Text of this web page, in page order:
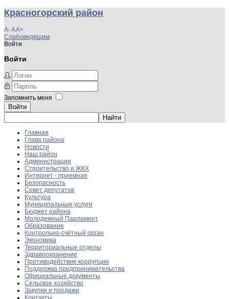
Красногорский район
A-AA+
Слабовидящим
Войти
Войти
Запомнить меня
Войти
Главная
Глава района
Новости
Наш район
Администрация
Строительство и ЖКХ
Интернет - приемная
Безопасность
Совет депутатов
Культура
Муниципальные услуги
Бюджет района
Молодежный Парламент
Образование
Контрольно-счётный орган
Экономика
Территориальные отделы
Здравоохранение
Противодействие коррупции
Поддержка предпринимательства
Официальные документы
Сельское хозяйство
Закупки и продажи
Контакты